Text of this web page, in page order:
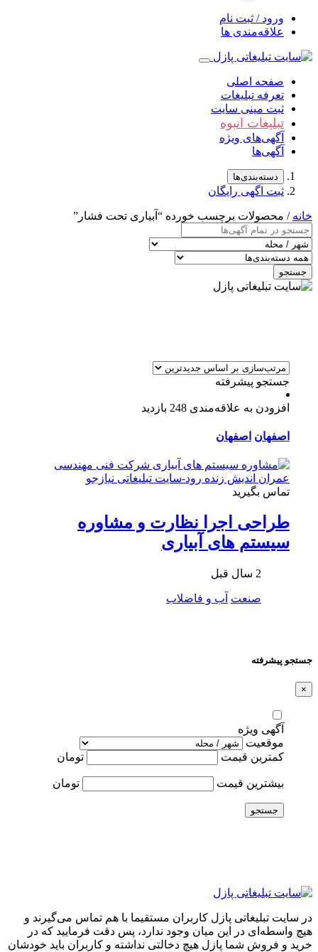
ورود / ثبت نام
علاقه‌مندی ها
صفحه اصلی
تعرفه تبلیغات
ثبت مینی سایت
تبلیغات انبوه
آگهی‌های ویژه
آگهی‌ها
دسته‌بندی‌ها
ثبت اگهی رایگان
خانه / محصولات برچسب خورده “آبياری تحت فشار”
جستجو
جستجو پیشرفته
افزودن به علاقه‌مندی 248 بازدید
اصفهان اصفهان
تماس بگیرید
طراحی اجرا نظارت و مشاوره
سيستم های آبیاری
2 سال قبل
صنعت آب و فاضلاب
جستجو پیشرفته
×
آگهی ویژه
موقعیت
کمترین قیمت
تومان
بیشترین قیمت تومان
جستجو
در سایت تبلیغاتی پازل کاربران مستقیما با هم تماس می‌گیرند و
هیچ واسطه‌ای در این میان وجود ندارد، پس دقت فرمایید که در
خرید و فروشِ شما پازل هیچ دخالتی نداشته و کاربران باید خودشان